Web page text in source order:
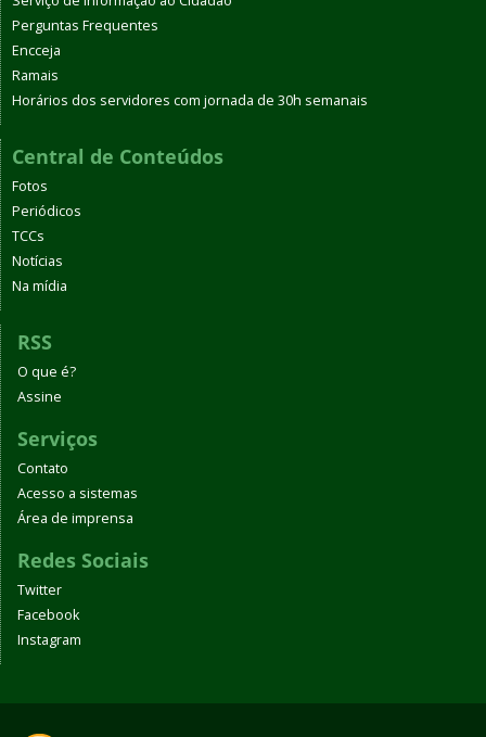
Perguntas Frequentes
Encceja
Ramais
Horários dos servidores com jornada de 30h semanais
Central de Conteúdos
Fotos
Periódicos
TCCs
Notícias
Na mídia
RSS
O que é?
Assine
Serviços
Contato
Acesso a sistemas
Área de imprensa
Redes Sociais
Twitter
Facebook
Instagram